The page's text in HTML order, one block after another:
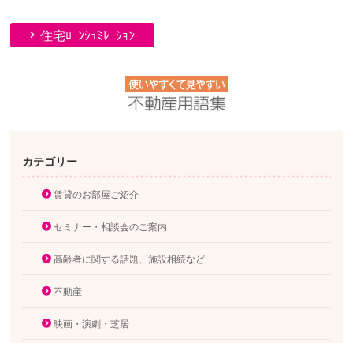
住宅ﾛｰﾝｼｭﾐﾚｰｼｮﾝ
カテゴリー
賃貸のお部屋ご紹介
セミナー・相談会のご案内
高齢者に関する話題、施設相続など
不動産
映画・演劇・芝居